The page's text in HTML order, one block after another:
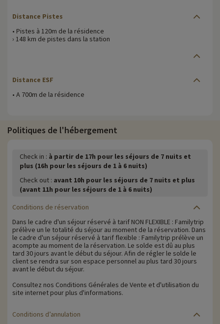
Distance Pistes
• Pistes à 120m de la résidence
› 148 km de pistes dans la station
Distance ESF
• A 700m de la résidence
Politiques de l'hébergement
Check in : à partir de 17h pour les séjours de 7 nuits et
plus (16h pour les séjours de 1 à 6 nuits)
Check out : avant 10h pour les séjours de 7 nuits et plus
(avant 11h pour les séjours de 1 à 6 nuits)
Conditions de réservation
Dans le cadre d'un séjour réservé à tarif NON FLEXIBLE : Familytrip
prélève un le totalité du séjour au moment de la réservation. Dans
le cadre d'un séjour réservé à tarif flexible : Familytrip prélève un
acompte au moment de la réservation. Le solde est dû au plus
tard 30 jours avant le début du séjour. Afin de régler le solde le
client se rendra sur son espace personnel au plus tard 30 jours
avant le début du séjour.
Consultez nos Conditions Générales de Vente et d'utilisation du
site internet pour plus d'informations.
Conditions d’annulation